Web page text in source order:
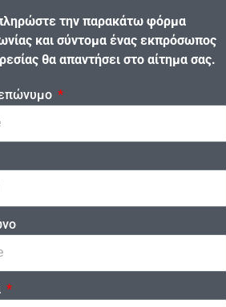
την παρακάτω φόρμα
και σύντομα ένας εκπρόσωπος
θα απαντήσει στο αίτημα σας.